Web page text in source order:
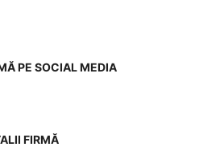
PE SOCIAL MEDIA
FIRMĂ